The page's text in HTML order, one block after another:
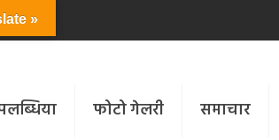
फोटो गेलरी समाचार
»